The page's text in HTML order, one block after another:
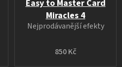
Easy to Master Card
Miracles 4
850 Kč
Nejprodávanější efekty